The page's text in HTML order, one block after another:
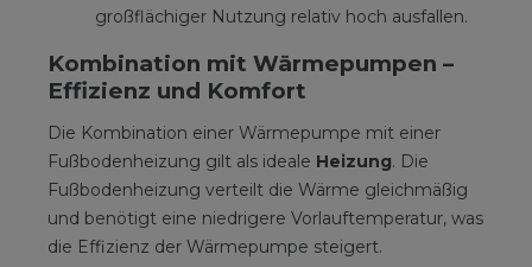
großflächiger Nutzung relativ hoch ausfallen.
Kombination mit Wärmepumpen –
Effizienz und Komfort
Die Kombination einer Wärmepumpe mit einer
Fußbodenheizung gilt als ideale Heizung. Die
Fußbodenheizung verteilt die Wärme gleichmäßig
und benötigt eine niedrigere Vorlauftemperatur, was
die Effizienz der Wärmepumpe steigert.